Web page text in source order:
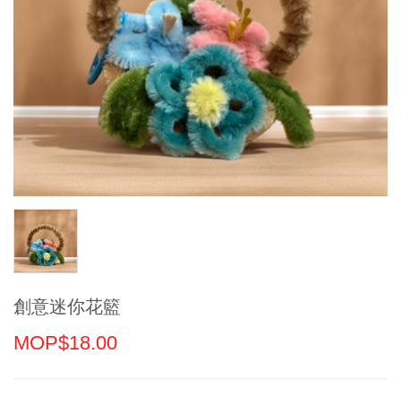
創意迷你花籃
MOP$18.00